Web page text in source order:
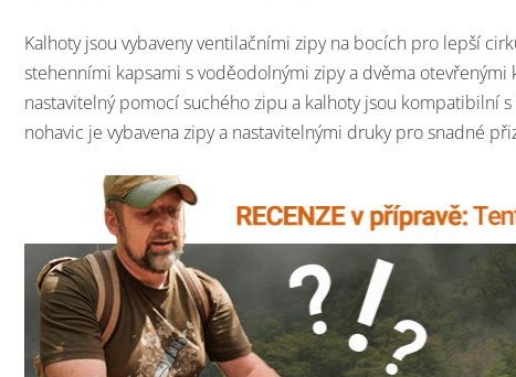
Kalhoty jsou vybaveny ventilačními zipy na bocích pro lepší
stehenními kapsami s voděodolnými zipy a dvěma
nastavitelný pomocí suchého zipu a kalhoty jsou kompatibilní
nohavic je vybavena zipy a nastavitelnými druky pro snadné